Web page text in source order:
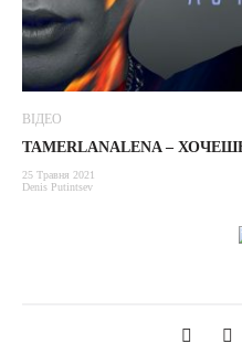
ВІДЕО
TAMERLANALENA –
25 Травня 2021
Denis Putintsev